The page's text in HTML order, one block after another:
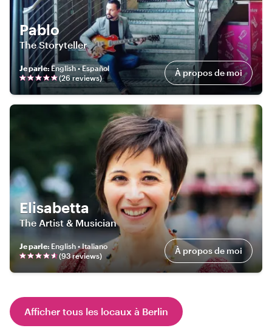
Pablo
The Storyteller
Je parle: English • Español
(26reviews) À propos de moi
Elisabetta
The Artist & Musician
Je parle: English • Italiano
(93reviews) À propos de moi
Afficher tous les locaux à Berlin